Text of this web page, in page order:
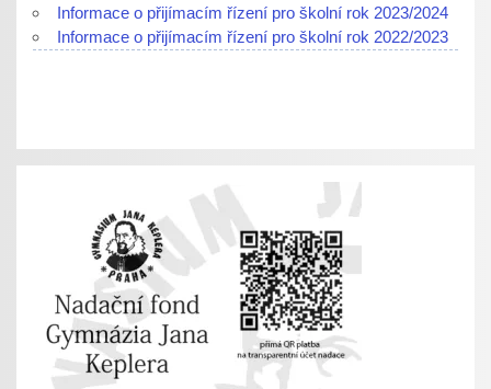
Informace o přijímacím řízení pro školní rok 2023/2024
Informace o přijímacím řízení pro školní rok 2022/2023